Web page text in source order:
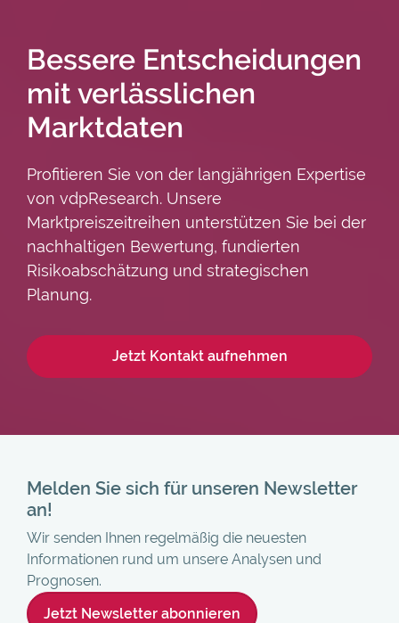
Bessere Entscheidungen
mit verlässlichen
Marktdaten
Profitieren Sie von der langjährigen Expertise
von vdpResearch. Unsere
Marktpreiszeitreihen unterstützen Sie bei der
nachhaltigen Bewertung, fundierten
Risikoabschätzung und strategischen
Planung.
Jetzt Kontakt aufnehmen
Melden Sie sich für unseren Newsletter
an!
Wir senden Ihnen regelmäßig die neuesten
Informationen rund um unsere Analysen und
Prognosen.
Jetzt Newsletter abonnieren